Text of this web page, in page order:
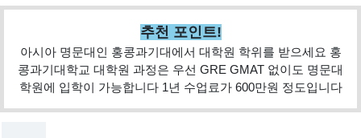
추천 포인트!
아시아 명문대인 홍콩과기대에서 대학원 학위를 받으세요 홍
콩과기대학교 대학원 과정은 우선 GRE GMAT 없이도 명문대
학원에 입학이 가능합니다 1년 수업료가 600만원 정도입니다